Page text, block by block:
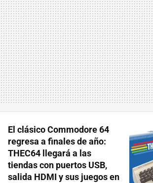
El clásico Commodore 64
regresa a finales de año:
THEC64 llegará a las
tiendas con puertos USB,
salida HDMI y sus juegos en